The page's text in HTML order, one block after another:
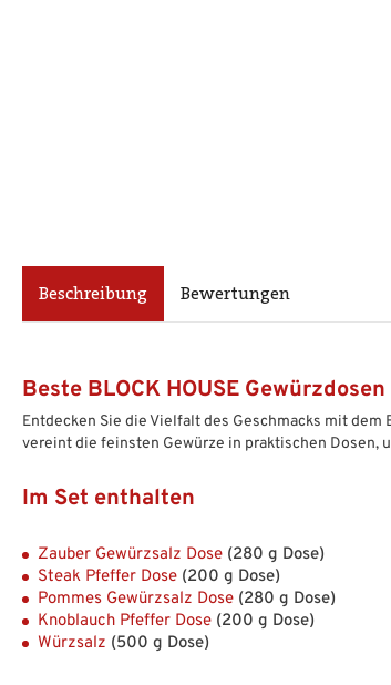
Beschreibung Bewertungen
Beste BLOCK HOUSE
Entdecken Sie die Vielfalt des Geschmacks mit
vereint die feinsten Gewürze in praktischen Dosen,
Im Set enthalten
Zauber Gewürzsalz Dose (280 g Dose)
Steak Pfeffer Dose (200 g Dose)
Pommes Gewürzsalz Dose (280 g Dose)
Knoblauch Pfeffer Dose (200 g Dose)
Würzsalz (500 g Dose)